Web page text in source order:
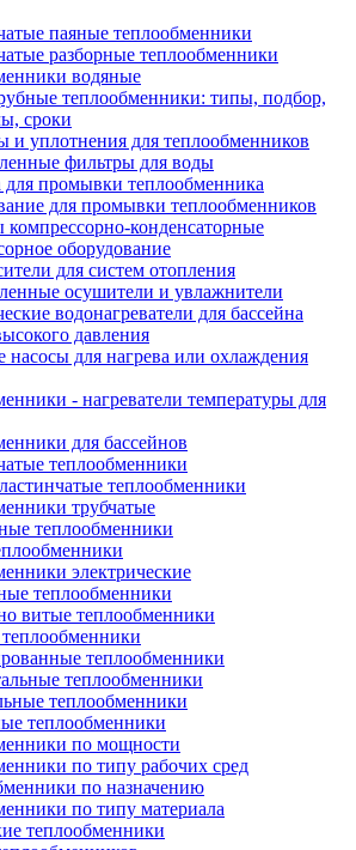
паяные теплообменники
разборные теплообменники
водяные
теплообменники: типы, подбор,
сроки
и уплотнения для теплообменников
фильтры для воды
для промывки теплообменника
для промывки теплообменников
компрессорно-конденсаторные
оборудование
для систем отопления
осушители и увлажнители
водонагреватели для бассейна
давления
насосы для нагрева или охлаждения
- нагреватели температуры для
для бассейнов
теплообменники
теплообменники
трубчатые
теплообменники
электрические
теплообменники
витые теплообменники
теплообменники
теплообменники
теплообменники
теплообменники
по мощности
по типу рабочих сред
по назначению
по типу материала
теплообменники